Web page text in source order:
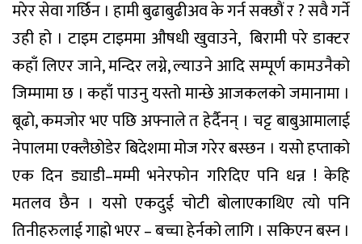
मरेरसेवागर्छिन । हामीबुढाबुढीअवकेगर्नसक्छौंर?सवैगर्ने
उहीहो । टाइमटाइममा औषधीखुवाउने, बिरामीपरेडाक्टर
कहाँलिएरजाने,मन्दिरलग्ने,ल्याउनेआदिसम्पूर्णकामउनैको
जिम्मामाछ । कहाँपाउनुयस्तोमान्छेआजकलकोजमानामा ।
बूढो,कमजोरभएपछिअफ्नालेतहेर्दैनन् । चट्टबाबुआमालाई
नेपालमाएक्लैछोडेरबिदेशमामोजगरेरबस्छन । यसोहप्ताको
एक दिन ड्याडी–मम्मी भनेरफोन गरिदिए पनि धन्न ! केहि
मतलव छैन । यसो एकदुई चोटी बोलाएकाथिए त्यो पनि
तिनीहरुलाईगाह्रोभएर–बच्चाहेर्नकोलागि । सकिएनबस्न ।